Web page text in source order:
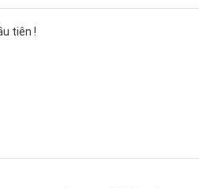
tiên !